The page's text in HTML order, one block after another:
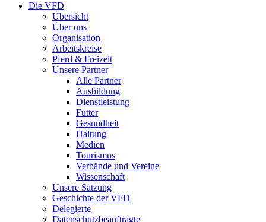
Die VFD
Übersicht
Über uns
Organisation
Arbeitskreise
Pferd & Freizeit
Unsere Partner
Alle Partner
Ausbildung
Dienstleistung
Futter
Gesundheit
Haltung
Medien
Tourismus
Verbände und Vereine
Wissenschaft
Unsere Satzung
Geschichte der VFD
Delegierte
Datenschutzbeauftragte